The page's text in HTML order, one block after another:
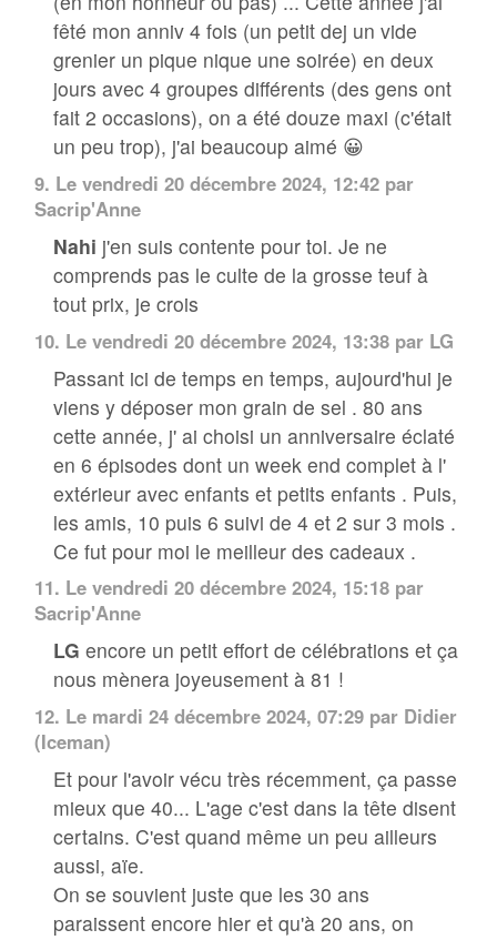
fêté mon anniv 4 fois (un petit dej un vide
grenier un pique nique une soirée) en deux
jours avec 4 groupes différents (des gens ont
fait 2 occasions), on a été douze maxi (c'était
un peu trop), j'ai beaucoup aimé 😀
9. Le vendredi 20 décembre 2024, 12:42 par
Sacrip'Anne
Nahi j'en suis contente pour toi. Je ne
comprends pas le culte de la grosse teuf à
tout prix, je crois
10. Le vendredi 20 décembre 2024, 13:38 par LG
Passant ici de temps en temps, aujourd'hui je
viens y déposer mon grain de sel . 80 ans
cette année, j' ai choisi un anniversaire éclaté
en 6 épisodes dont un week end complet à l'
extérieur avec enfants et petits enfants . Puis,
les amis, 10 puis 6 suivi de 4 et 2 sur 3 mois .
Ce fut pour moi le meilleur des cadeaux .
11. Le vendredi 20 décembre 2024, 15:18 par
Sacrip'Anne
LG encore un petit effort de célébrations et ça
nous mènera joyeusement à 81 !
12. Le mardi 24 décembre 2024, 07:29 par Didier
(Iceman)
Et pour l'avoir vécu très récemment, ça passe
mieux que 40... L'age c'est dans la tête disent
certains. C'est quand même un peu ailleurs
aussi, aïe.
On se souvient juste que les 30 ans
paraissent encore hier et qu'à 20 ans, on